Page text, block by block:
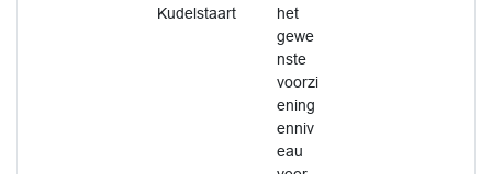
Kudelstaart
het
gewe
nste
voorzi
ening
enniv
eau